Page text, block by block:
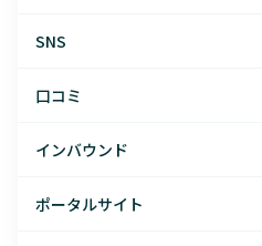
SNS
口コミ
インバウンド
ポータルサイト